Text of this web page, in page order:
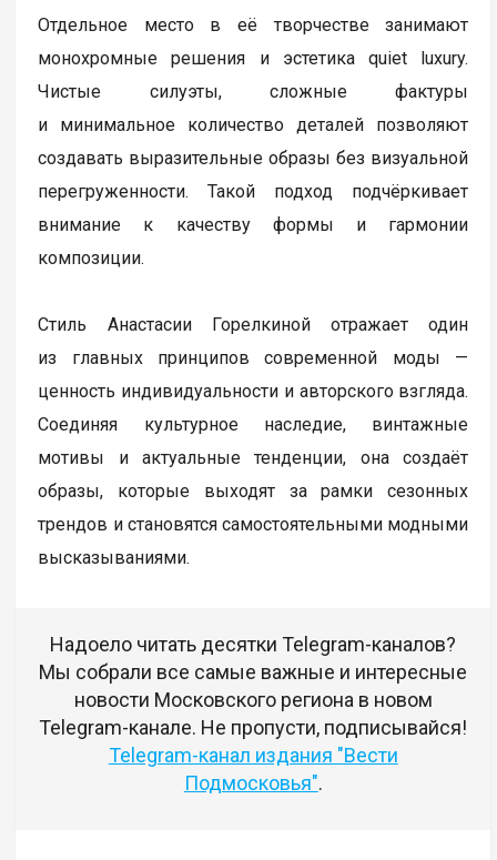
Отдельное место в её творчестве занимают
монохромные решения и эстетика quiet luxury.
Чистые силуэты, сложные фактуры
и минимальное количество деталей позволяют
создавать выразительные образы без визуальной
перегруженности. Такой подход подчёркивает
внимание к качеству формы и гармонии
композиции.
Стиль Анастасии Горелкиной отражает один
из главных принципов современной моды —
ценность индивидуальности и авторского взгляда.
Соединяя культурное наследие, винтажные
мотивы и актуальные тенденции, она создаёт
образы, которые выходят за рамки сезонных
трендов и становятся самостоятельными модными
высказываниями.
Надоело читать десятки Telegram-каналов?
Мы собрали все самые важные и интересные
новости Московского региона в новом
Telegram-канале. Не пропусти, подписывайся!
Telegram-канал издания "Вести
Подмосковья".